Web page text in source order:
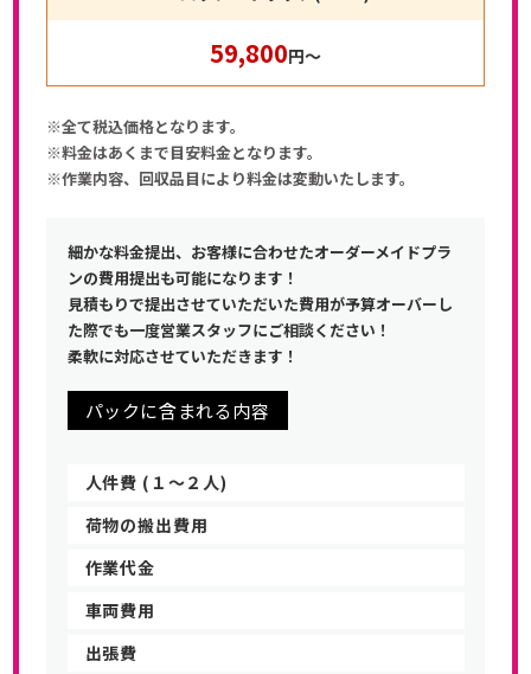
59,800円〜
※全て税込価格となります。
※料金はあくまで目安料金となります。
※作業内容、回収品目により料金は変動いたします。
細かな料金提出、お客様に合わせたオーダーメイドプラ
ンの費用提出も可能になります！
見積もりで提出させていただいた費用が予算オーバーし
た際でも一度営業スタッフにご相談ください！
柔軟に対応させていただきます！
パックに含まれる内容
人件費 (１〜２人)
荷物の搬出費用
作業代金
車両費用
出張費